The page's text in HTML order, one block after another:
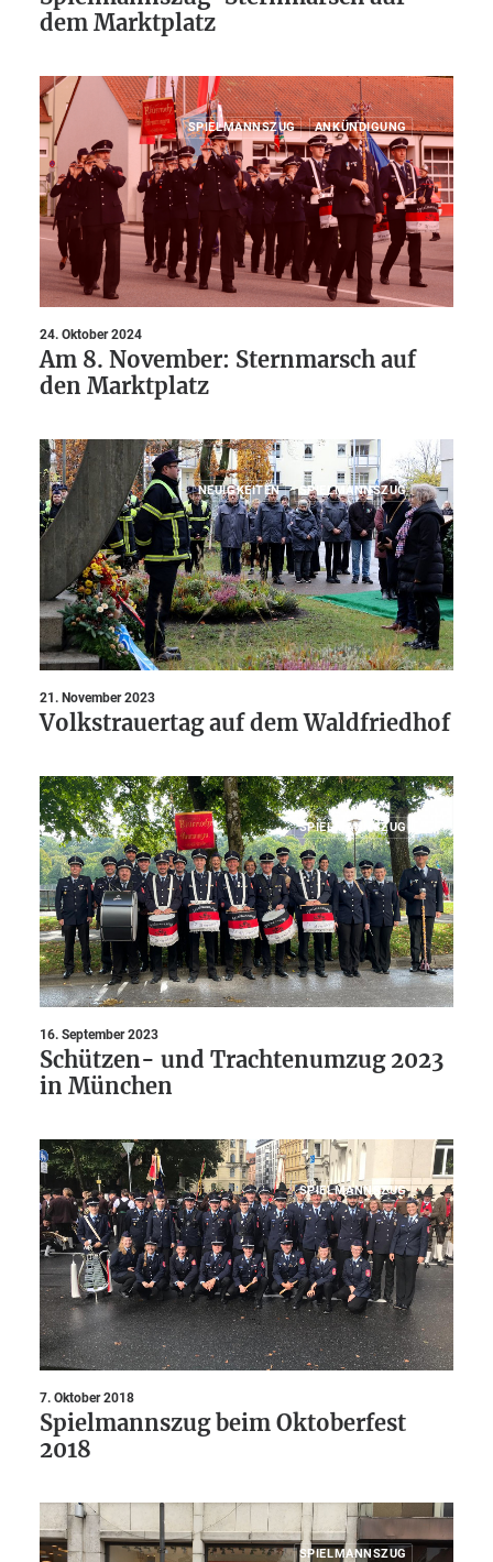
dem Marktplatz
SPIELMANNSZUG ANKÜNDIGUNG
24. Oktober 2024
Am 8. November: Sternmarsch auf
den Marktplatz
NEUIGKEITEN SPIELMANNSZUG
21. November 2023
Volkstrauertag auf dem Waldfriedhof
SPIELMANNSZUG
16. September 2023
Schützen- und Trachtenumzug 2023
in München
SPIELMANNSZUG
7. Oktober 2018
Spielmannszug beim Oktoberfest
2018
SPIELMANNSZUG